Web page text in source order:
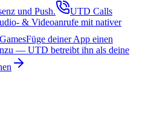
und Push.
UTD Calls
& Videoanrufe mit nativer
Füge deiner App einen
— UTD betreibt ihn als deine